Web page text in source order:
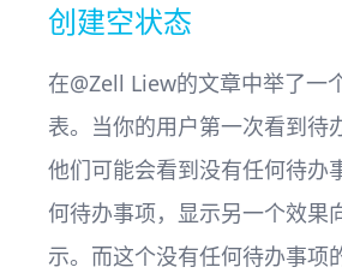
创建空状态
在@Zell Liew的文章中举了一
表。当你的用户第一次看到待
他们可能会看到没有任何待办
何待办事项，显示另一个效果
示。而这个没有任何待办事项